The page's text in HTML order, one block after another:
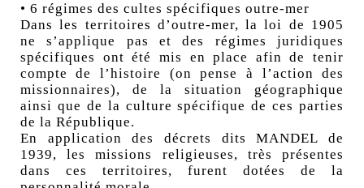
• 6 régimes des cultes spécifiques outre-mer
Dans les territoires d’outre-mer, la loi de 1905
ne s’applique pas et des régimes juridiques
spécifiques ont été mis en place afin de tenir
compte de l’histoire (on pense à l’action des
missionnaires), de la situation géographique
ainsi que de la culture spécifique de ces parties
de la République.
En application des décrets dits MANDEL de
1939, les missions religieuses, très présentes
dans ces territoires, furent dotées de la